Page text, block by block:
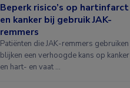
Beperk risico’s op hartinfarct
en kanker bij gebruik JAK-
remmers
Patiënten die JAK-remmers gebruiken
blijken een verhoogde kans op kanker
en hart- en vaat …